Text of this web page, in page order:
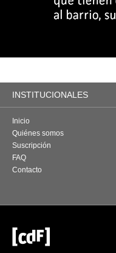
INSTITUCIONALES
Inicio
Quiénes somos
Suscripción
FAQ
Contacto